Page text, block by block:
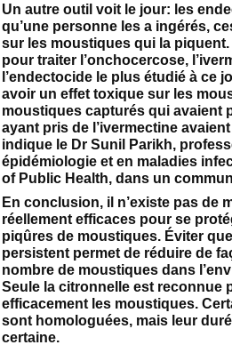
Un autre outil voit le jour: les
qu’une personne les a ingérés,
sur les moustiques qui la
pour traiter l’onchocercose,
l’endectocide le plus étudié à ce
avoir un effet toxique sur les
moustiques capturés qui avaient
ayant pris de l’ivermectine
indique le Dr Sunil Parikh,
épidémiologie et en maladies
of Public Health, dans un
En conclusion, il n’existe pas de
réellement efficaces pour se
piqûres de moustiques. Éviter
persistent permet de réduire de
nombre de moustiques dans
Seule la citronnelle est reconnue
efficacement les moustiques.
sont homologuées, mais leur
certaine.